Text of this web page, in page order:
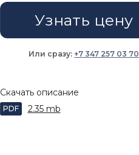
Узнать цену
Или сразу: +7 347 257 03 70
Скачать описание
PDF 2.35 mb